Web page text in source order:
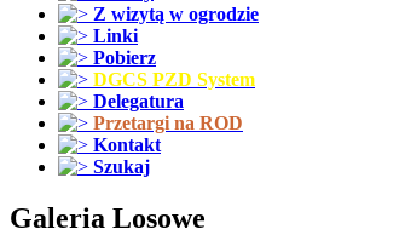
Z wizytą w ogrodzie
Linki
Pobierz
DGCS PZD System
Delegatura
Przetargi na ROD
Kontakt
Szukaj
Galeria Losowe